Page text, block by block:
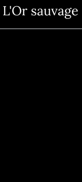
sauvage